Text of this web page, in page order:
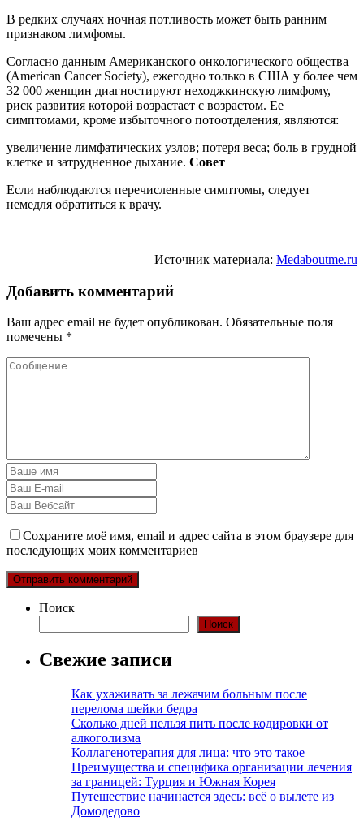
В редких случаях ночная потливость может быть ранним
признаком лимфомы.
Согласно данным Американского онкологического общества
(American Cancer Society), ежегодно только в США у более чем
32 000 женщин диагностируют неходжкинскую лимфому,
риск развития которой возрастает с возрастом. Ее
симптомами, кроме избыточного потоотделения, являются:
увеличение лимфатических узлов; потеря веса; боль в грудной
клетке и затрудненное дыхание. Совет
Если наблюдаются перечисленные симптомы, следует
немедля обратиться к врачу.
Источник материала: Medaboutme.ru
Добавить комментарий
Ваш адрес email не будет опубликован. Обязательные поля
помечены *
Сохраните моё имя, email и адрес сайта в этом браузере для
последующих моих комментариев
Поиск
Поиск
Свежие записи
Как ухаживать за лежачим больным после
перелома шейки бедра
Сколько дней нельзя пить после кодировки от
алкоголизма
Коллагенотерапия для лица: что это такое
Преимущества и специфика организации лечения
за границей: Турция и Южная Корея
Путешествие начинается здесь: всё о вылете из
Домодедово